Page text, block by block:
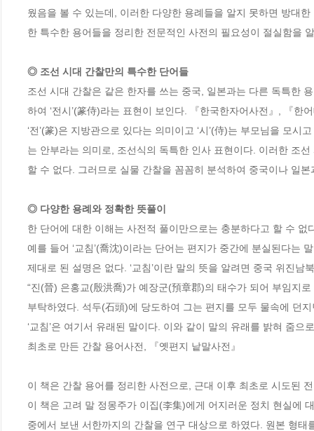
웠음을 볼 수 있는데, 이러한 다양한 용례들을 알지 못하면 방대
◎ 조선 시대 간찰만의 특수한 단어들
조선 시대 간찰은 같은 한자를 쓰는 중국, 일본과는 다른 독특한
하여 ‘전시’(篆侍)라는 표현이 보인다. 『한국한자어사전』, 『
‘전’(篆)은 지방관으로 있다는 의미이고 ‘시’(侍)는 부모님을 모
는 안부라는 의미로, 조선식의 독특한 인사 표현이다. 이러한 조
◎ 다양한 용례와 정확한 뜻풀이
한 단어에 대한 이해는 사전적 풀이만으로는 충분하다고 할 수
예를 들어 ‘교침’(喬沈)이라는 단어는 편지가 중간에 분실된다는
제대로 된 설명은 없다. ‘교침’이란 말의 뜻을 알려면 중국 위진
“진(晉) 은홍교(殷洪喬)가 예장군(預章郡)의 태수가 되어 부임지
부탁하였다. 석두(石頭)에 당도하여 그는 편지를 모두 물속에 던
‘교침’은 여기서 유래된 말이다. 이와 같이 말의 유래를 밝혀 줌
최초로 만든 간찰 용어사전, 『옛편지 낱말사전』
이 책은 간찰 용어를 정리한 사전으로, 근대 이후 최초로 시도된
이 책은 고려 말 정몽주가 이집(李集)에게 어지러운 정치 현실에
중에서 보낸 서한까지의 간찰을 연구 대상으로 하였다. 원본 형